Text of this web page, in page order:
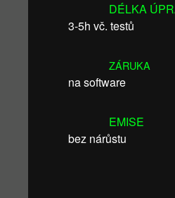
DÉLKA
3-5h vč. testů
ZÁRUKA
na software
EMISE
bez nárůstu